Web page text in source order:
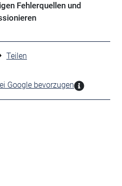
Fehlerquellen und
Teilen
Google bevorzugen